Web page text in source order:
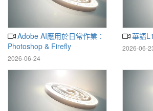
Adobe AI應用於日常作業：
Photoshop & Firefly
2026-06-24
華語
2026-06-